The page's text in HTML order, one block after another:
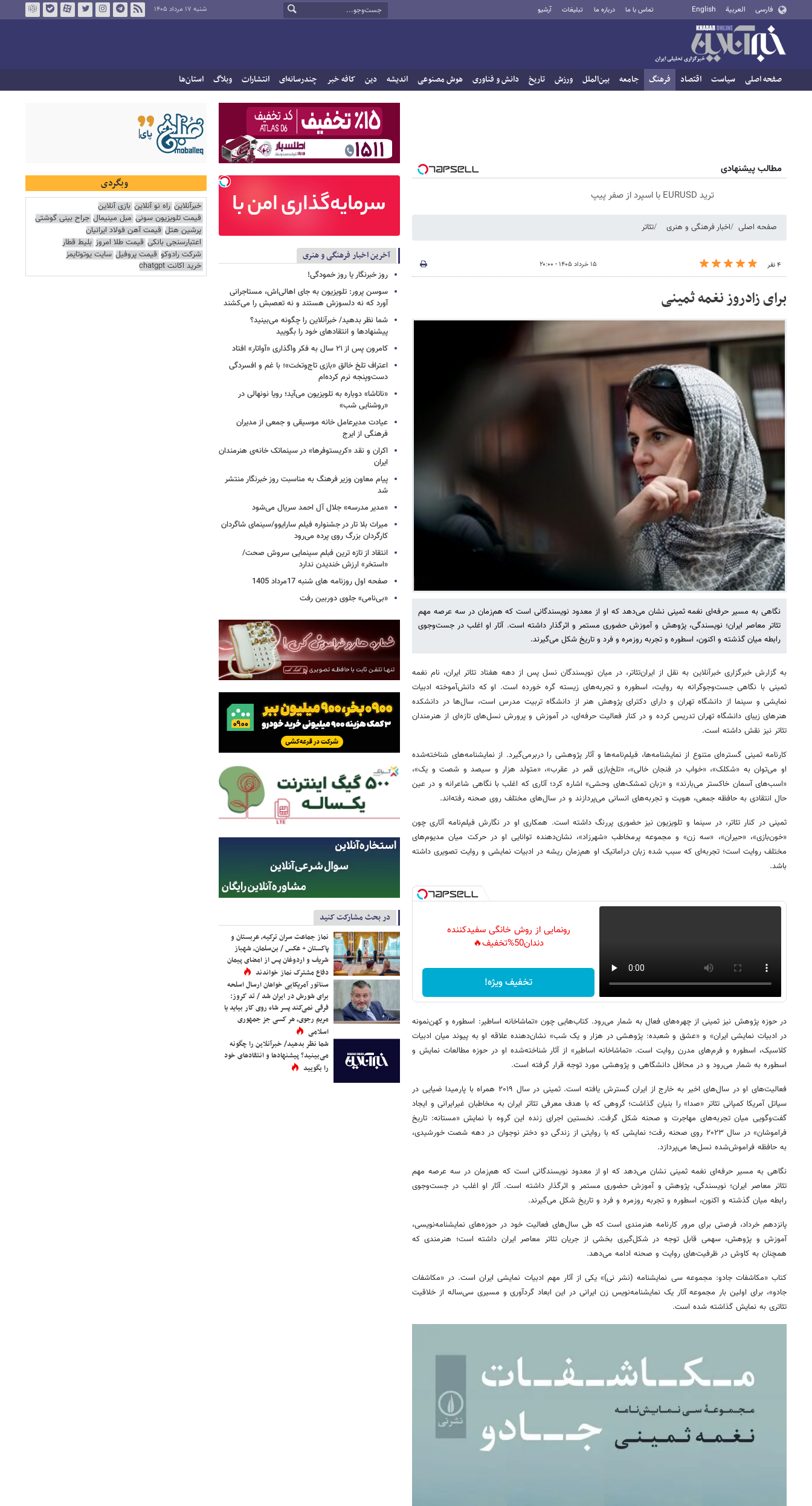
فارسی العربية English تماس با ما درباره ما تبلیغات آرشیو شنبه ۱۷ مرداد ۱۴۰۵
صفحه اصلی سیاست اقتصاد فرهنگ جامعه بین‌الملل ورزش تاریخ دانش و فناوری هوش مصنوعی اندیشه دین کافه خبر چندرسانه‌ای انتشارات وبلاگ استان‌ها
مطالب پیشنهادی
ترید EURUSD با اسپرد از صفر پیپ
صفحه اصلی اخبار فرهنگی و هنری تئاتر
۴ نفر ۱۵ خرداد ۱۴۰۵ - ۲۰:۰۰
برای زادروز نغمه ثمینی
نگاهی به مسیر حرفه‌ای نغمه ثمینی نشان می‌دهد که او از معدود نویسندگانی است که هم‌زمان در سه عرصه مهم
تئاتر معاصر ایران؛ نویسندگی، پژوهش و آموزش حضوری مستمر و اثرگذار داشته است. آثار او اغلب در جست‌وجوی
رابطه میان گذشته و اکنون، اسطوره و تجربه روزمره و فرد و تاریخ شکل می‌گیرند.
به گزارش خبرگزاری خبرآنلاین به نقل از ایران‌تئاتر، در میان نویسندگان نسل پس از دهه هفتاد تئاتر ایران، نام نغمه
ثمینی با نگاهی جست‌وجوگرانه به روایت، اسطوره و تجربه‌های زیسته گره خورده است. او که دانش‌آموخته ادبیات
نمایشی و سینما از دانشگاه تهران و دارای دکترای پژوهش هنر از دانشگاه تربیت مدرس است، سال‌ها در دانشکده
هنرهای زیبای دانشگاه تهران تدریس کرده و در کنار فعالیت حرفه‌ای، در آموزش و پرورش نسل‌های تازه‌ای از هنرمندان
تئاتر نیز نقش داشته است.
کارنامه ثمینی گستره‌ای متنوع از نمایشنامه‌ها، فیلم‌نامه‌ها و آثار پژوهشی را دربرمی‌گیرد. از نمایشنامه‌های شناخته‌شده
او می‌توان به «شکلک»، «خواب در فنجان خالی»، «تلخ‌بازی قمر در عقرب»، «متولد هزار و سیصد و شصت و یک»،
«اسب‌های آسمان خاکستر می‌بارند» و «زبان تمشک‌های وحشی» اشاره کرد؛ آثاری که اغلب با نگاهی شاعرانه و در عین
حال انتقادی به حافظه جمعی، هویت و تجربه‌های انسانی می‌پردازند و در سال‌های مختلف روی صحنه رفته‌اند.
ثمینی در کنار تئاتر، در سینما و تلویزیون نیز حضوری پررنگ داشته است. همکاری او در نگارش فیلم‌نامه آثاری چون
«خون‌بازی»، «حیران»، «سه زن» و مجموعه پرمخاطب «شهرزاد»، نشان‌دهنده توانایی او در حرکت میان مدیوم‌های
مختلف روایت است؛ تجربه‌ای که سبب شده زبان دراماتیک او هم‌زمان ریشه در ادبیات نمایشی و روایت تصویری داشته
باشد.
رونمایی از روش خانگی سفیدکننده
دندان50%تخفیف🔥
تخفیف ویژه!
در حوزه پژوهش نیز ثمینی از چهره‌های فعال به شمار می‌رود. کتاب‌هایی چون «تماشاخانه اساطیر: اسطوره و کهن‌نمونه
در ادبیات نمایشی ایران» و «عشق و شعبده: پژوهشی در هزار و یک شب» نشان‌دهنده علاقه او به پیوند میان ادبیات
کلاسیک، اسطوره و فرم‌های مدرن روایت است. «تماشاخانه اساطیر» از آثار شناخته‌شده او در حوزه مطالعات نمایش و
اسطوره به شمار می‌رود و در محافل دانشگاهی و پژوهشی مورد توجه قرار گرفته است.
فعالیت‌های او در سال‌های اخیر به خارج از ایران گسترش یافته است. ثمینی در سال ۲۰۱۹ همراه با پارمیدا ضیایی در
سیاتل آمریکا کمپانی تئاتر «صدا» را بنیان گذاشت؛ گروهی که با هدف معرفی تئاتر ایران به مخاطبان غیرایرانی و ایجاد
گفت‌وگویی میان تجربه‌های مهاجرت و صحنه شکل گرفت. نخستین اجرای زنده این گروه با نمایش «مستانه: تاریخ
فراموشان» در سال ۲۰۲۳ روی صحنه رفت؛ نمایشی که با روایتی از زندگی دو دختر نوجوان در دهه شصت خورشیدی،
به حافظه فراموش‌شده نسل‌ها می‌پردازد.
نگاهی به مسیر حرفه‌ای نغمه ثمینی نشان می‌دهد که او از معدود نویسندگانی است که هم‌زمان در سه عرصه مهم
تئاتر معاصر ایران؛ نویسندگی، پژوهش و آموزش حضوری مستمر و اثرگذار داشته است. آثار او اغلب در جست‌وجوی
رابطه میان گذشته و اکنون، اسطوره و تجربه روزمره و فرد و تاریخ شکل می‌گیرند.
پانزدهم خرداد، فرصتی برای مرور کارنامه هنرمندی است که طی سال‌های فعالیت خود در حوزه‌های نمایشنامه‌نویسی،
آموزش و پژوهش، سهمی قابل توجه در شکل‌گیری بخشی از جریان تئاتر معاصر ایران داشته است؛ هنرمندی که
همچنان به کاوش در ظرفیت‌های روایت و صحنه ادامه می‌دهد.
کتاب «مکاشفات جادو: مجموعه سی نمایشنامه (نشر نی)» یکی از آثار مهم ادبیات نمایشی ایران است. در «مکاشفات
جادو»، برای اولین بار مجموعه آثار یک نمایشنامه‌نویس زن ایرانی در این ابعاد گردآوری و مسیری سی‌ساله از خلاقیت
تئاتری به نمایش گذاشته شده است.
آخرین اخبار فرهنگی و هنری
روز خبرنگار یا روز خمودگی!
سوسن پرور: تلویزیون به جای اهالی‌اش، مستاجرانی
آورد که نه دلسوزش هستند و نه تعصبش را می‌کشند
شما نظر بدهید/ خبرآنلاین را چگونه می‌بینید؟
پیشنهادها و انتقادهای خود را بگویید
کامرون پس از ۲۱ سال به فکر واگذاری «آواتار» افتاد
اعتراف تلخ خالق «بازی تاج‌وتخت»؛ با غم و افسردگی
دست‌وپنجه نرم کرده‌ام
«ناتاشا» دوباره به تلویزیون می‌آید؛ رویا نونهالی در
«روشنایی شب»
عیادت مدیرعامل خانه موسیقی و جمعی از مدیران
فرهنگی از ایرج
اکران و نقد «کریستوفرها» در سینماتک خانه‌ی هنرمندان
ایران
پیام معاون وزیر فرهنگ به مناسبت روز خبرنگار منتشر
شد
«مدیر مدرسه» جلال آل احمد سریال می‌شود
میراث بلا تار در جشنواره فیلم سارایوو/سینمای شاگردان
کارگردان بزرگ روی پرده می‌رود
انتقاد از تازه ترین فبلم سینمایی سروش صحت/
«استخر» ارزش خندیدن ندارد
صفحه اول روزنامه های شنبه 17مرداد 1405
«بی‌نامی» جلوی دوربین رفت
در بحث مشارکت کنید
نماز جماعت سران ترکیه، عربستان و
پاکستان + عکس / بن‌سلمان، شهباز
شریف و اردوغان پس از امضای پیمان
دفاع مشترک نماز خواندند
سناتور آمریکایی خواهان ارسال اسلحه
برای شورش در ایران شد / تد کروز:
فرقی نمی‌کند پسر شاه روی کار بیاید یا
مریم رجوی، هر کسی جز جمهوری
اسلامی
شما نظر بدهید/ خبرآنلاین را چگونه
می‌بینید؟ پیشنهادها و انتقادهای خود
را بگویید
وبگردی
خبرآنلاین راه نو آنلاین بازی آنلاین
قیمت تلویزیون سونی مبل مینیمال جراح بینی گوشتی
پرشین هتل قیمت آهن فولاد ایرانیان
اعتبارسنجی بانکی قیمت طلا امروز بلیط قطار
شرکت رادوکو قیمت پروفیل سایت یوتوتایمز
خرید اکانت chatgpt